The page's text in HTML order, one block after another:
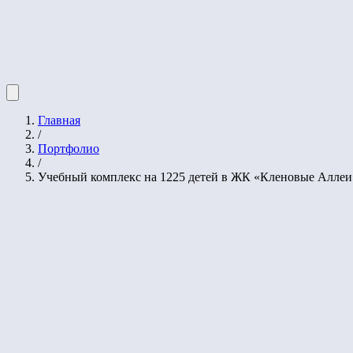
Главная
/
Портфолио
/
Учебный комплекс на 1225 детей в ЖК «Кленовые